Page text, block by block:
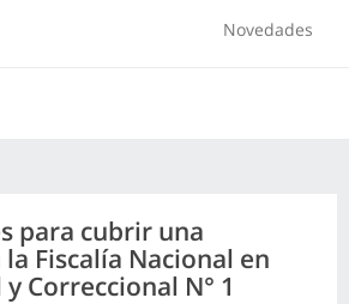
Novedades
para cubrir una
Fiscalía Nacional en
Correccional N° 1